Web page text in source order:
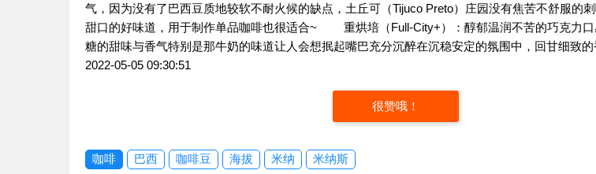
气，因为没有了巴西豆质地较软不耐火候的缺点，土丘可（Tijuco Preto）庄园没有焦苦不舒服的
甜口的好味道，用于制作单品咖啡也很适合~ 重烘培（Full-City+）：醇郁温润不苦的巧克力口
糖的甜味与香气特别是那牛奶的味道让人会想抿起嘴巴充分沉醉在沉稳安定的氛围中，回甘细致的
2022-05-05 09:30:51
很赞哦！
咖啡 巴西 咖啡豆 海拔 米纳 米纳斯